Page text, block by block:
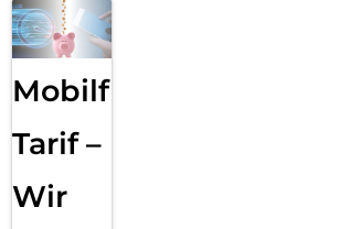
Mobilfunk
Tarif –
Wir